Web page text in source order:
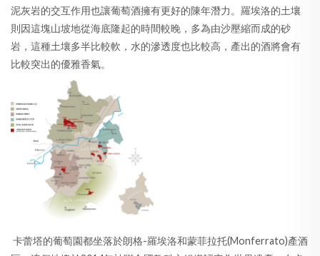
泥灰岩的交互作用也讓葡萄酒擁有更好的陳年潛力。羅埃洛的土壤
則因這塊山坡地從海底隆起的時間較晚，多為由沙壓縮而成的砂
岩，這種土壤多半比較軟，水的滲透度也比較高，產出的酒將會有
比較突出的優雅香氣。
卡蕾塔的葡萄園都坐落於朗格-羅埃洛和蒙菲拉托(Monferrato)產酒